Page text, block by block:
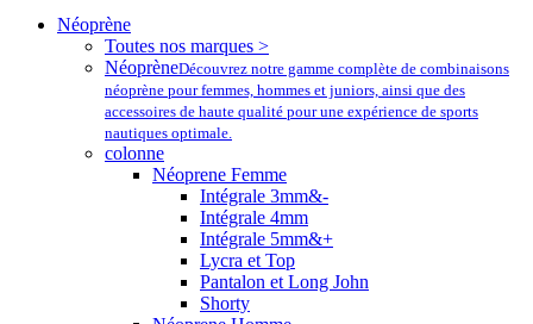
Néoprène
Toutes nos marques >
NéoprèneDécouvrez notre gamme complète de combinaisons
néoprène pour femmes, hommes et juniors, ainsi que des
accessoires de haute qualité pour une expérience de sports
nautiques optimale.
colonne
Néoprene Femme
Intégrale 3mm&-
Intégrale 4mm
Intégrale 5mm&+
Lycra et Top
Pantalon et Long John
Shorty